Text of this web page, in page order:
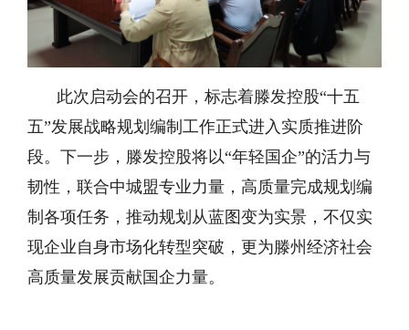
此次启动会的召开，标志着滕发控股“十五
五”发展战略规划编制工作正式进入实质推进阶
段。下一步，滕发控股将以“年轻国企”的活力与
韧性，联合中城盟专业力量，高质量完成规划编
制各项任务，推动规划从蓝图变为实景，不仅实
现企业自身市场化转型突破，更为滕州经济社会
高质量发展贡献国企力量。